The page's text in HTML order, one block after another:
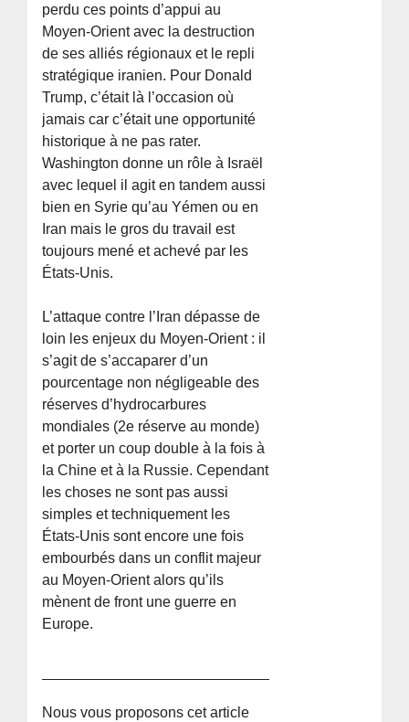
perdu ces points d’appui au
Moyen-Orient avec la destruction
de ses alliés régionaux et le repli
stratégique iranien. Pour Donald
Trump, c’était là l’occasion où
jamais car c’était une opportunité
historique à ne pas rater.
Washington donne un rôle à Israël
avec lequel il agit en tandem aussi
bien en Syrie qu’au Yémen ou en
Iran mais le gros du travail est
toujours mené et achevé par les
États-Unis.
L’attaque contre l’Iran dépasse de
loin les enjeux du Moyen-Orient : il
s’agit de s’accaparer d’un
pourcentage non négligeable des
réserves d’hydrocarbures
mondiales (2e réserve au monde)
et porter un coup double à la fois à
la Chine et à la Russie. Cependant
les choses ne sont pas aussi
simples et techniquement les
États-Unis sont encore une fois
embourbés dans un conflit majeur
au Moyen-Orient alors qu’ils
mènent de front une guerre en
Europe.
Nous vous proposons cet article